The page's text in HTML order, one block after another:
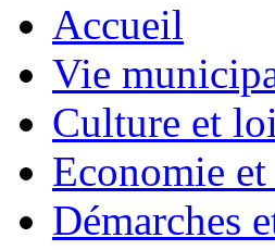
Accueil
Vie
Culture et
Economie
Démarches